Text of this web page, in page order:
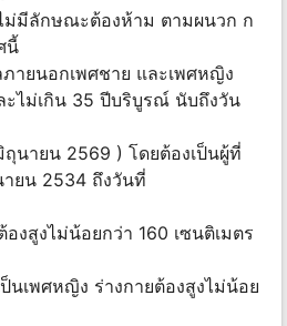
ม่มีลักษณะต้องห้าม ตามผนวก ก
นี้
ายนอกเพศชาย และเพศหญิง
ะไม่เกิน 35 ปีบริบูรณ์ นับถึงวัน
นายน 2569 ) โดยต้องเป็นผู้ที่
ยน 2534 ถึงวันที่
งสูงไม่น้อยกว่า 160 เซนติเมตร
นเพศหญิง ร่างกายต้องสูงไม่น้อย